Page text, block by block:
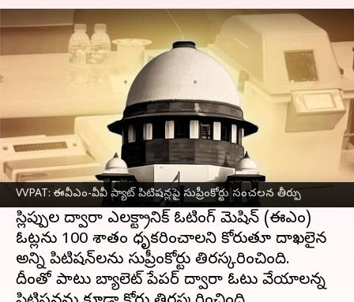
VVPAT: ఈవీఎం-వీవీ ప్యాట్ పిటిషన్లపై సుప్రీంకోర్టు సంచలన తీర్పు
VVPAT: ఈవీఎం-వీవీ ప్యాట్ పిటిషన్లపై
సుప్రీంకోర్టు సంచలన తీర్పు
Apr 26, 2024 11:31 am
ఈ వార్తాకథనం ఏంటి
ఈవీఎం-వీవీ ప్యాట్ కు సంబంధించి దాఖలైన పిటిషన్లపై
సుప్రీంకోర్టుసంచలన తీర్పు వెల్లడించింది.
ఓటర్ వెరిఫైబుల్ పేపర్ ఆడిట్ ట్రయల్ (వీవీపీఏటీ)
స్లిప్పుల ద్వారా ఎలక్ట్రానిక్ ఓటింగ్ మెషిన్ (ఈవీఎం)
ఓట్లను 100 శాతం ధృవీకరించాలని కోరుతూ దాఖలైన
అన్ని పిటిషన్‌లను సుప్రీంకోర్టు తిరస్కరించింది.
దీంతో పాటు బ్యాలెట్ పేపర్ ద్వారా ఓటు వేయాలన్న